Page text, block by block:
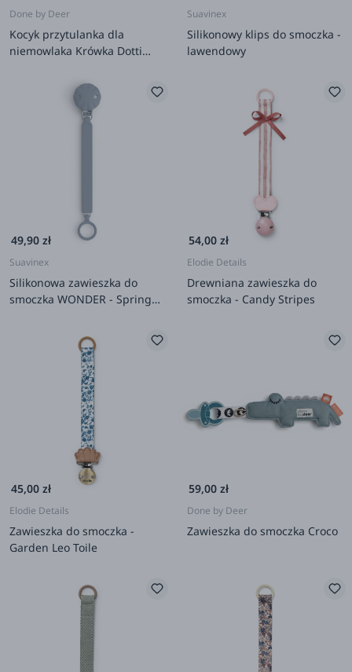
Done by Deer
Kocyk przytulanka dla
niemowlaka Krówka Dotti
Suavinex
Silikonowy klips do smoczka -
lawendowy
49,90 zł
Suavinex
Silikonowa zawieszka do
smoczka WONDER - Spring
54,00 zł
Elodie Details
Drewniana zawieszka do
smoczka - Candy Stripes
45,00 zł
Elodie Details
Zawieszka do smoczka -
Garden Leo Toile
59,00 zł
Done by Deer
Zawieszka do smoczka Croco